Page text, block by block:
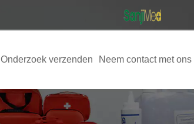
Onderzoek verzenden Neem contact met ons